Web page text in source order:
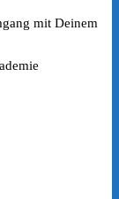
mit Deinem